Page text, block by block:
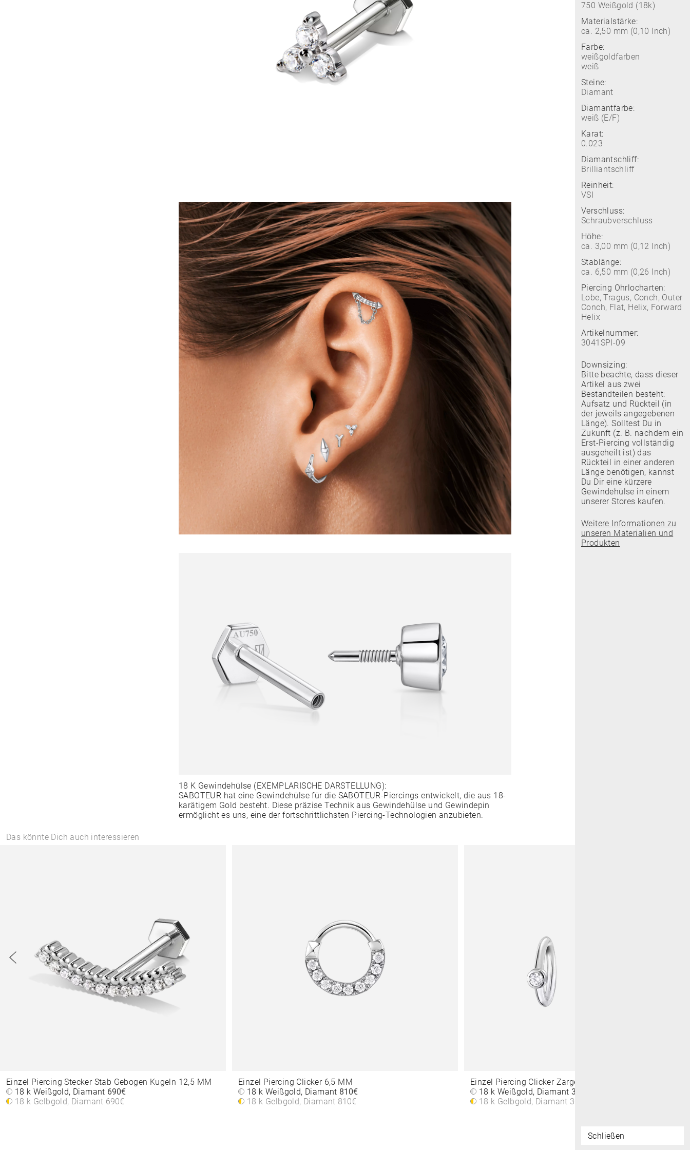
18 K Gewindehülse (EXEMPLARISCHE DARSTELLUNG):
SABOTEUR hat eine Gewindehülse für die SABOTEUR-Piercings entwickelt, die aus 18-
karätigem Gold besteht. Diese präzise Technik aus Gewindehülse und Gewindepin
ermöglicht es uns, eine der fortschrittlichsten Piercing-Technologien anzubieten.
750 Weißgold (18k)
Materialstärke:
ca. 2,50 mm (0,10 Inch)
Farbe:
weißgoldfarben
weiß
Steine:
Diamant
Diamantfarbe:
weiß (E/F)
Karat:
0.023
Diamantschliff:
Brilliantschliff
Reinheit:
VSI
Verschluss:
Schraubverschluss
Höhe:
ca. 3,00 mm (0,12 Inch)
Stablänge:
ca. 6,50 mm (0,26 Inch)
Piercing Ohrlocharten:
Lobe, Tragus, Conch, Outer
Conch, Flat, Helix, Forward
Helix
Artikelnummer:
3041SPI-09
Downsizing:
Bitte beachte, dass dieser
Artikel aus zwei
Bestandteilen besteht:
Aufsatz und Rückteil (in
der jeweils angegebenen
Länge). Solltest Du in
Zukunft (z. B. nachdem ein
Erst-Piercing vollständig
ausgeheilt ist) das
Rückteil in einer anderen
Länge benötigen, kannst
Du Dir eine kürzere
Gewindehülse in einem
unserer Stores kaufen.
Weitere Informationen zu
unseren Materialien und
Produkten
Schließen
Das könnte Dich auch interessieren
Einzel Piercing Stecker Stab Gebogen Kugeln 12,5 MM
18 k Weißgold, Diamant 690€
18 k Gelbgold, Diamant 690€
Einzel Piercing Clicker 6,5 MM
18 k Weißgold, Diamant 810€
18 k Gelbgold, Diamant 810€
Einzel Piercing Clicker Zarge Rund 6,5 MM
18 k Weißgold, Diamant300€
18 k Gelbgold, Diamant 300€